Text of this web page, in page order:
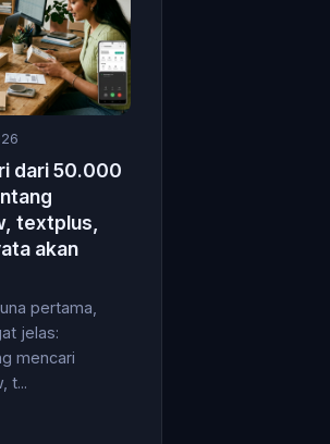
dari 50.000
textplus,
akan
pertama,
jelas:
mencari
t...